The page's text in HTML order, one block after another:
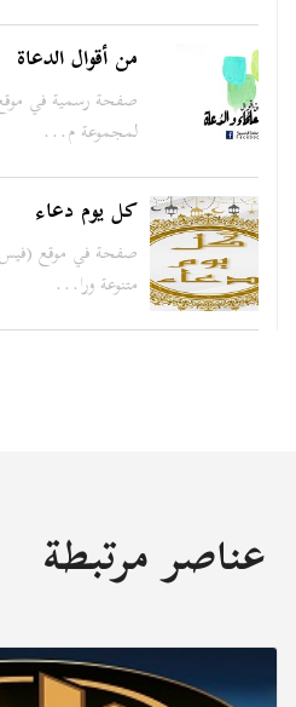
من أقوال الدعاة
صفحة رسمية في
لمجموعة م...
كل يوم دعاء
صفحة في موقع (فيس
متنوعة ورا...
عناصر مرتبطة